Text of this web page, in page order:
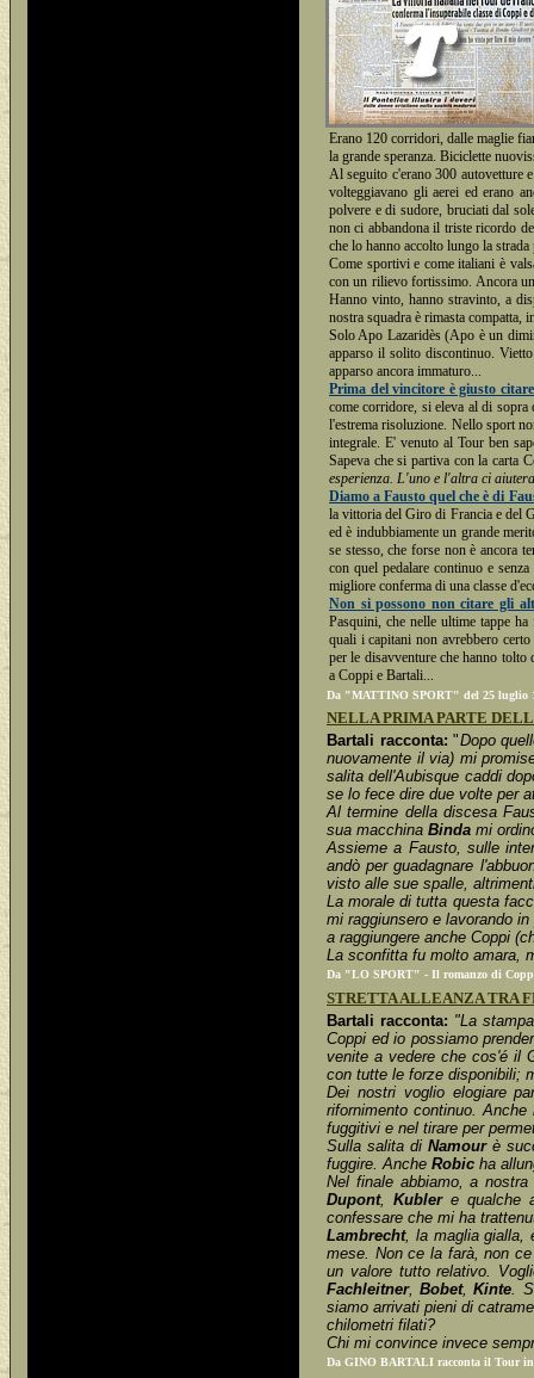
Erano 120 corridori, dalle maglie
la grande speranza. Biciclette
Al seguito c'erano 300 autovetture
volteggiavano gli aerei ed erano
polvere e di sudore, bruciati dal
non ci abbandona il triste ricordo
che lo hanno accolto lungo la
Come sportivi e come italiani è
con un rilievo fortissimo. Ancora
Hanno vinto, hanno stravinto, a
nostra squadra è rimasta
Solo Apo Lazaridès (Apo è un
apparso il solito discontinuo.
apparso ancora immaturo...
Prima del vincitore è giusto
come corridore, si eleva al di sopra
l'estrema risoluzione. Nello sport
integrale. E' venuto al Tour ben
Sapeva che si partiva con la carta
esperienza. L'uno e l'altra ci
Diamo a Fausto quel che è di
la vittoria del Giro di Francia e del
ed è indubbiamente un grande
se stesso, che forse non è ancora
con quel pedalare continuo e
migliore conferma di una classe
Non si possono non citare gli
Pasquini, che nelle ultime tappe
quali i capitani non avrebbero
per le disavventure che hanno
a Coppi e Bartali...
Da "MATTINO SPORT" del 25 luglio
NELLA PRIMA PARTE
Bartali racconta: "Dopo
nuovamente il via) mi
salita dell'Aubisque caddi
se lo fece dire due volte per
Al termine della discesa
sua macchina Binda mi
Assieme a Fausto, sulle
andò per guadagnare
visto alle sue spalle,
La morale di tutta questa
mi raggiunsero e lavorando
a raggiungere anche Coppi
La sconfitta fu molto amara,
Da "LO SPORT" - Il romanzo di Coppi
STRETTA ALLEANZA TRA
Bartali racconta: "La
Coppi ed io possiamo
venite a vedere che cos'é il
con tutte le forze disponibili;
Dei nostri voglio elogiare
rifornimento continuo. Anche
fuggitivi e nel tirare per
Sulla salita di Namourè
fuggire. Anche Robic ha
Nel finale abbiamo, a
Dupont, Kublere qualche
confessare che mi ha
Lambrecht, la maglia gialla,
mese. Non ce la farà, non
un valore tutto relativo.
Fachleitner,Bobet,Kinte.
siamo arrivati pieni di
chilometri filati?
Chi mi convince invece
Da GINO BARTALI racconta il Tour